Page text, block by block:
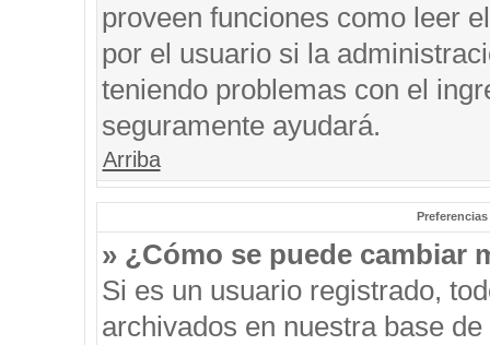
proveen funciones como leer
por el usuario si la
teniendo problemas con el
seguramente ayudará.
Arriba
» ¿Cómo se puede cambiar
Si es un usuario registrado,
archivados en nuestra base